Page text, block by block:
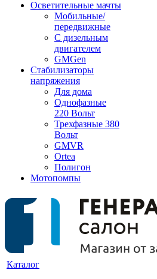
Осветительные мачты
Мобильные/
передвижные
С дизельным
двигателем
GMGen
Стабилизаторы
напряжения
Для дома
Однофазные
220 Вольт
Трехфазные 380
Вольт
GMVR
Ortea
Полигон
Мотопомпы
Каталог